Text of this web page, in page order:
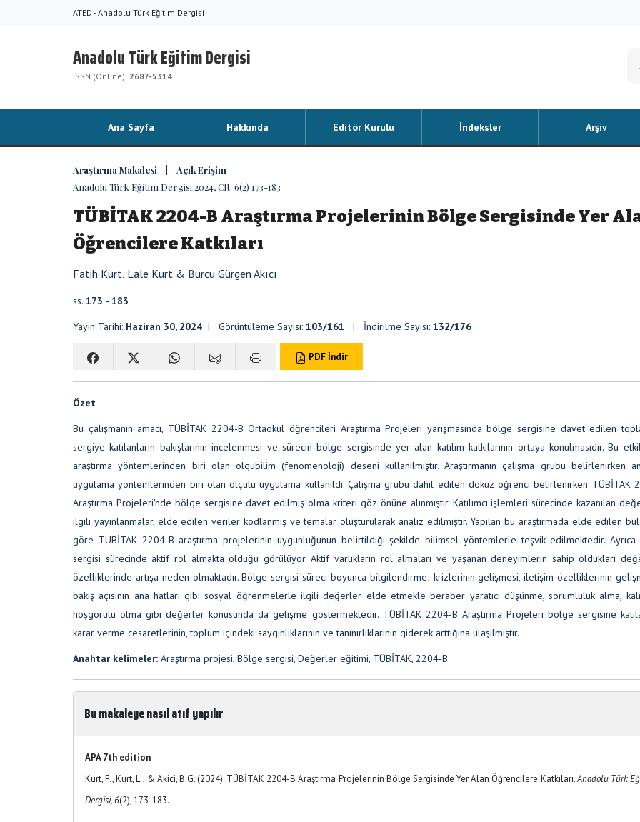
ATED - Anadolu Türk Eğitim Dergisi
Anadolu Türk Eğitim Dergisi
ISSN (Online): 2687-5314
Ana Sayfa Hakkında Editör Kurulu İndeksler Arşiv
Araştırma Makalesi | Açık Erişim
Anadolu Türk Eğitim Dergisi 2024, Clt. 6(2) 173-183
TÜBİTAK 2204-B Araştırma Projelerinin Bölge Sergisinde Yer
Öğrencilere Katkıları
Fatih Kurt, Lale Kurt & Burcu Gürgen Akıcı
ss. 173 - 183
Yayın Tarihi: Haziran 30, 2024 | Görüntüleme Sayısı: 103/161 | İndirilme Sayısı: 132/176
PDF İndir
Özet
Bu çalışmanın amacı, TÜBİTAK 2204-B Ortaokul öğrencileri Araştırma Projeleri yarışmasında bölge sergisine davet edilen
sergiye katılanların bakışlarının incelenmesi ve sürecin bölge sergisinde yer alan katılım katkılarının ortaya konulmasıdır. Bu
araştırma yöntemlerinden biri olan olgubilim (fenomenoloji) deseni kullanılmıştır. Araştırmanın çalışma grubu belirlenirken
uygulama yöntemlerinden biri olan ölçülü uygulama kullanıldı. Çalışma grubu dahil edilen dokuz öğrenci belirlenirken TÜBİTAK
Araştırma Projeleri'nde bölge sergisine davet edilmiş olma kriteri göz önüne alınmıştır. Katılımcı işlemleri sürecinde kazanılan
ilgili yayınlanmalar, elde edilen veriler kodlanmış ve temalar oluşturularak analiz edilmiştir. Yapılan bu araştırmada elde edilen
göre TÜBİTAK 2204-B araştırma projelerinin uygunluğunun belirtildiği şekilde bilimsel yöntemlerle teşvik edilmektedir.
sergisi sürecinde aktif rol almakta olduğu görülüyor. Aktif varlıkların rol almaları ve yaşanan deneyimlerin sahip oldukları
özelliklerinde artışa neden olmaktadır. Bölge sergisi süreci boyunca bilgilendirme; krizlerinin gelişmesi, iletişim özelliklerinin
bakış açısının ana hatları gibi sosyal öğrenmelerle ilgili değerler elde etmekle beraber yaratıcı düşünme, sorumluluk alma,
hoşgörülü olma gibi değerler konusunda da gelişme göstermektedir. TÜBİTAK 2204-B Araştırma Projeleri bölge sergisine
karar verme cesaretlerinin, toplum içindeki saygınlıklarının ve tanınırlıklarının giderek arttığına ulaşılmıştır.
Anahtar kelimeler: Araştırma projesi, Bölge sergisi, Değerler eğitimi, TÜBİTAK, 2204-B
Bu makaleye nasıl atıf yapılır
APA 7th edition
Kurt, F., Kurt, L., & Akici, B.G. (2024). TÜBİTAK 2204-B Araştırma Projelerinin Bölge Sergisinde Yer Alan Öğrencilere Katkıları.Anadolu Türk
Dergisi, 6(2), 173-183.